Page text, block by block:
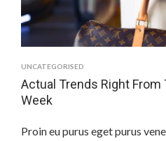
UNCATEGORISED
Actual Trends Right From
Week
Proin eu purus eget purus